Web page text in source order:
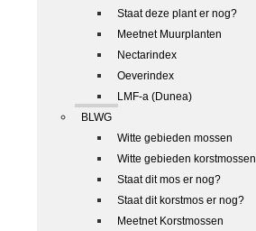
Staat deze plant er nog?
Meetnet Muurplanten
Nectarindex
Oeverindex
LMF-a (Dunea)
BLWG
Witte gebieden mossen
Witte gebieden korstmossen
Staat dit mos er nog?
Staat dit korstmos er nog?
Meetnet Korstmossen